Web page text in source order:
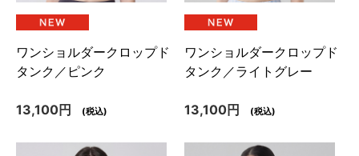
ワンショルダークロップド
タンク／ピンク
13,100円 (税込)
ワンショルダークロップド
タンク／ライトグレー
13,100円 (税込)